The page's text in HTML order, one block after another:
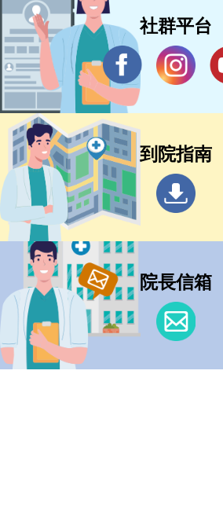
社群平台
到院指南
院長信箱